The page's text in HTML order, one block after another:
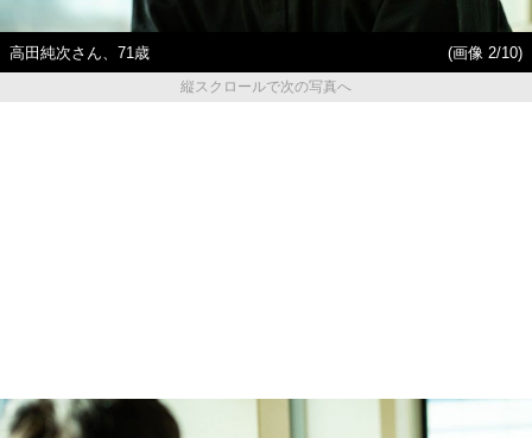
高田純次さん、71歳
(画像 2/10)
縦スクロールで次の写真へ